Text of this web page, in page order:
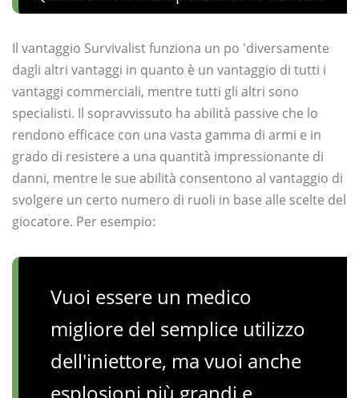
Il vantaggio Survivalist funziona un po 'diversamente
dagli altri vantaggi in quanto è un vantaggio di tutti i
vantaggi commerciali, mentre tutti gli altri sono
specialisti. Il sopravvissuto ha abilità passive che lo
rendono efficace con una vasta gamma di armi e in
grado di resistere a una quantità impressionante di
danni, mentre le sue abilità consentono al vantaggio di
svolgere un certo numero di ruoli in base alle scelte del
giocatore. Per esempio:
Vuoi essere un medico
migliore del semplice utilizzo
dell'iniettore, ma vuoi anche
esplosioni più grandi e